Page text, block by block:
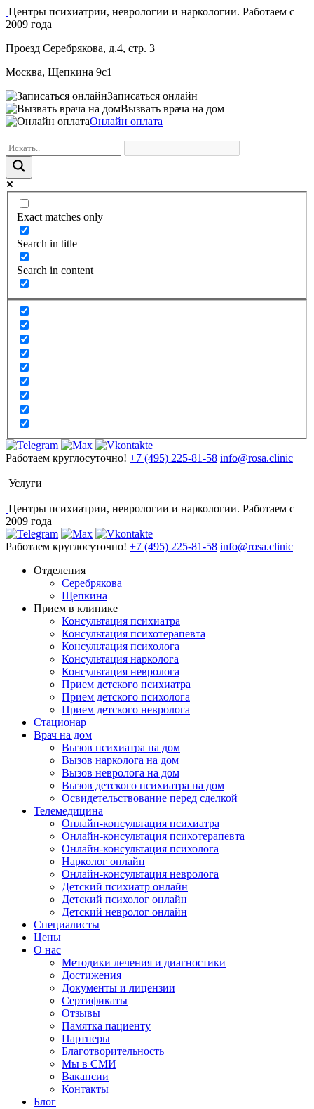
Центры психиатрии, неврологии и наркологии. Работаем с
2009 года
Проезд Серебрякова, д.4, стр. 3
Москва, Щепкина 9с1
Записаться онлайн
Вызвать врача на дом
Онлайн оплата
Exact matches only
Search in title
Search in content
Работаем круглосуточно! +7 (495) 225-81-58 info@rosa.clinic
Услуги
Центры психиатрии, неврологии и наркологии. Работаем с
2009 года
Работаем круглосуточно! +7 (495) 225-81-58 info@rosa.clinic
Отделения
Серебрякова
Щепкина
Прием в клинике
Консультация психиатра
Консультация психотерапевта
Консультация психолога
Консультация нарколога
Консультация невролога
Прием детского психиатра
Прием детского психолога
Прием детского невролога
Стационар
Врач на дом
Вызов психиатра на дом
Вызов нарколога на дом
Вызов невролога на дом
Вызов детского психиатра на дом
Освидетельствование перед сделкой
Телемедицина
Онлайн-консультация психиатра
Онлайн-консультация психотерапевта
Онлайн-консультация психолога
Нарколог онлайн
Онлайн-консультация невролога
Детский психиатр онлайн
Детский психолог онлайн
Детский невролог онлайн
Специалисты
Цены
О нас
Методики лечения и диагностики
Достижения
Документы и лицензии
Сертификаты
Отзывы
Памятка пациенту
Партнеры
Благотворительность
Мы в СМИ
Вакансии
Контакты
Блог